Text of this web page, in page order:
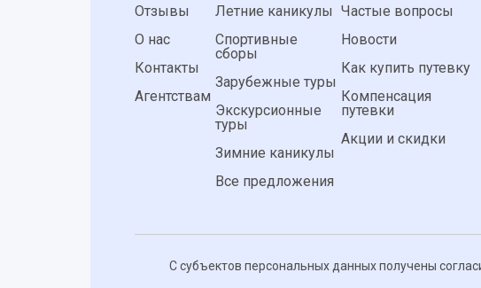
Отзывы
О нас
Контакты
Агентствам
Летние каникулы
Спортивные
сборы
Зарубежные туры
Экскурсионные
туры
Зимние каникулы
Все предложения
Частые вопросы
Новости
Как купить путевку
Компенсация
путевки
Акции и скидки
С субъектов персональных данных получены